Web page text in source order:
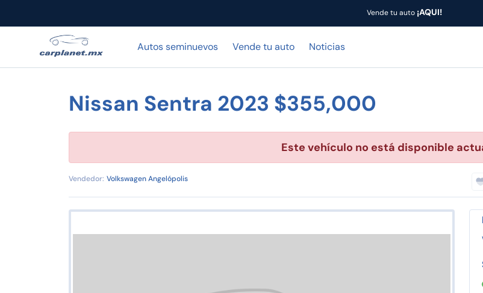
Vende tu auto¡AQUI!
Autos seminuevos Vende tu auto Noticias
Nissan Sentra 2023 $355,000
Este vehículo no está disponible
Vendedor: Volkswagen Angelópolis